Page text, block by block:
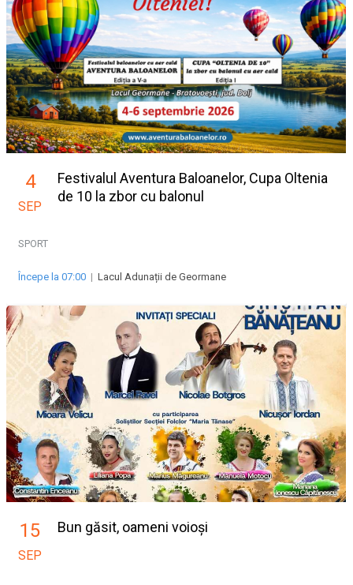
4
SEP
Festivalul Aventura Baloanelor, Cupa Oltenia
de 10 la zbor cu balonul
SPORT
Începe la 07:00 | Lacul Adunații de Geormane
15
SEP
Bun găsit, oameni voioși